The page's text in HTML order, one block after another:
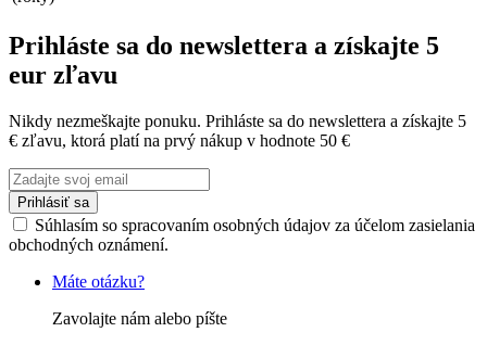
Prihláste sa do newslettera a získajte 5
eur zľavu
Nikdy nezmeškajte ponuku. Prihláste sa do newslettera a získajte 5
€ zľavu, ktorá platí na prvý nákup v hodnote 50 €
Prihlásiť sa
Súhlasím so spracovaním osobných údajov za účelom zasielania
obchodných oznámení.
Máte otázku?
Zavolajte nám alebo píšte